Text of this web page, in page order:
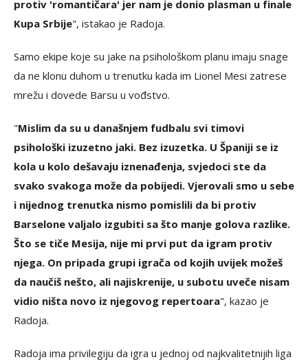
protiv 'romantičara' jer nam je donio plasman u finale
Kupa Srbije", istakao je Radoja.
Samo ekipe koje su jake na psihološkom planu imaju snage
da ne klonu duhom u trenutku kada im Lionel Mesi zatrese
mrežu i dovede Barsu u vođstvo.
"Mislim da su u današnjem fudbalu svi timovi
psihološki izuzetno jaki. Bez izuzetka. U Španiji se iz
kola u kolo dešavaju iznenađenja, svjedoci ste da
svako svakoga može da pobijedi. Vjerovali smo u sebe
i nijednog trenutka nismo pomislili da bi protiv
Barselone valjalo izgubiti sa što manje golova razlike.
Što se tiče Mesija, nije mi prvi put da igram protiv
njega. On pripada grupi igrača od kojih uvijek možeš
da naučiš nešto, ali najiskrenije, u subotu uveče nisam
vidio ništa novo iz njegovog repertoara", kazao je
Radoja.
Radoja ima privilegiju da igra u jednoj od najkvalitetnijih liga